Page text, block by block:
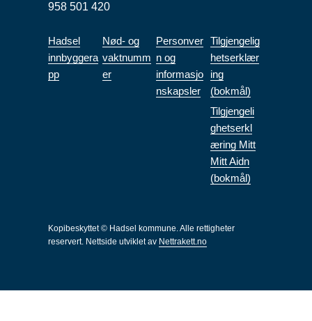
958 501 420
Hadsel
innbyggera
pp
Nød- og
vaktnumm
er
Personver
n og
informasjo
nskapsler
Tilgjengelig
hetserklær
ing
(bokmål)
Tilgjengeli
ghetserkl
æring Mitt
Mitt Aidn
(bokmål)
Kopibeskyttet © Hadsel kommune. Alle rettigheter
reservert. Nettside utviklet av Nettrakett.no